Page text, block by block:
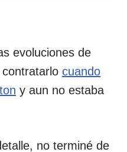
evoluciones de
cuando
y aun no estaba
no terminé de